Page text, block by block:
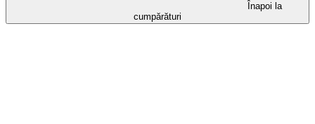
Înapoi la
cumpărături